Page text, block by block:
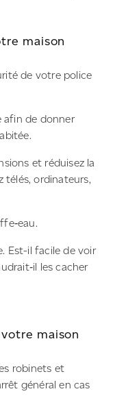
maison
de votre police
afin de donner
et réduisez la
télés, ordinateurs,
Est-il facile de voir
les cacher
maison
robinets et
général en cas